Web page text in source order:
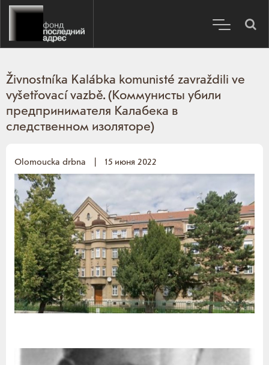
Živnostníka Kalábka komunisté zavraždili ve
vyšetřovací vazbě. (Коммунисты убили
предпринимателя Калабека в
следственном изоляторе)
Olomoucka drbna 15 июня 2022